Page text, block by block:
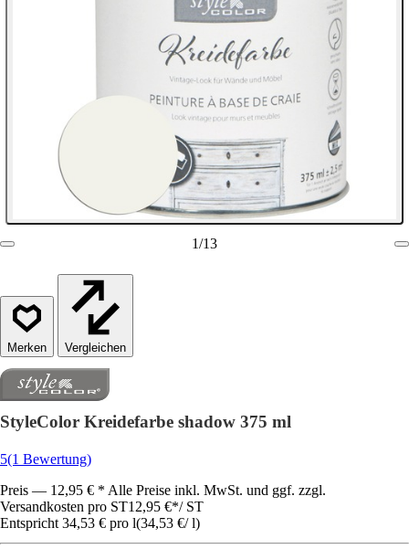
1/13
Vergleichen
StyleColor Kreidefarbe shadow 375 ml
5(1 Bewertung)
Preis — 12,95 € * Alle Preise inkl. MwSt. und ggf. zzgl.
Versandkosten pro ST12,95 €*/ ST
Entspricht 34,53 € pro l(34,53 €/ l)